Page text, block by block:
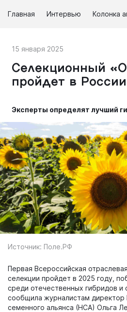
Главная Интервью Колонка
15 января 2025
Селекционный
пройдет в
Эксперты определят лучший
Источник: Поле.РФ
Первая Всероссийская
селекции пройдет в 2025 году,
среди отечественных гибридов и
сообщила журналистам директор
семенного альянса (НСА) Ольга